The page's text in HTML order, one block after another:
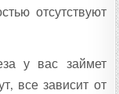
отсутствуют
у вас займет
все зависит от